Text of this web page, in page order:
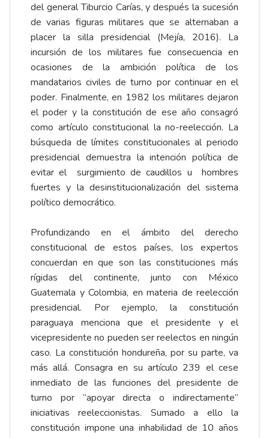
del general Tiburcio Carías, y después la sucesión
de varias figuras militares que se alternaban a
placer la silla presidencial (Mejía, 2016). La
incursión de los militares fue consecuencia en
ocasiones de la ambición política de los
mandatarios civiles de turno por continuar en el
poder. Finalmente, en 1982 los militares dejaron
el poder y la constitución de ese año consagró
como artículo constitucional la no-reelección. La
búsqueda de límites constitucionales al periodo
presidencial demuestra la intención política de
evitar el surgimiento de caudillos u hombres
fuertes y la desinstitucionalización del sistema
político democrático.
Profundizando en el ámbito del derecho
constitucional de estos países, los expertos
concuerdan en que son las constituciones más
rígidas del continente, junto con México
Guatemala y Colombia, en materia de reelección
presidencial. Por ejemplo, la constitución
paraguaya menciona que el presidente y el
vicepresidente no pueden ser reelectos en ningún
caso. La constitución hondureña, por su parte, va
más allá. Consagra en su artículo 239 el cese
inmediato de las funciones del presidente de
turno por “apoyar directa o indirectamente”
iniciativas reeleccionistas. Sumado a ello la
constitución impone una inhabilidad de 10 años